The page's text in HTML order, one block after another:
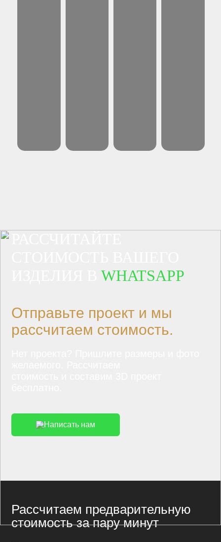
ИЗДЕЛИЯ ВWHATSAPP
Отправьте проект и мы
рассчитаем стоимость.
Написать нам
Рассчитаем предварительную
стоимость за пару минут